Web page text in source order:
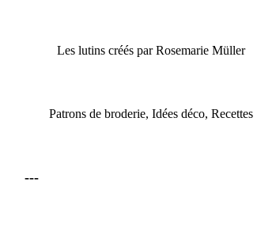
Les lutins créés par Rosemarie Müller
Patrons de broderie, Idées déco, Recettes
---